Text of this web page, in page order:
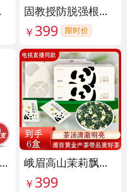
固教授防脱强根健发精华液 货号141187
￥ 399 限时价
Foxmile医用牙齿脱敏剂 货号141702
峨眉高山茉莉飘雪铂金熊猫礼盒限量版 货号141997
￥ 399